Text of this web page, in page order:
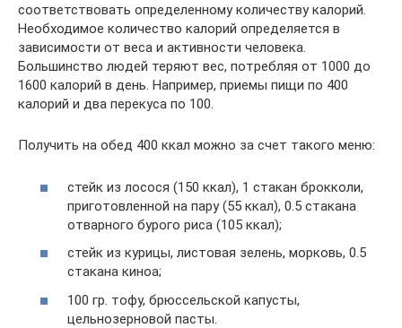
соответствовать определенному количеству калорий.
Необходимое количество калорий определяется в
зависимости от веса и активности человека.
Большинство людей теряют вес, потребляя от 1000 до
1600 калорий в день. Например, приемы пищи по 400
калорий и два перекуса по 100.
Получить на обед 400 ккал можно за счет такого меню:
стейк из лосося (150 ккал), 1 стакан брокколи,
приготовленной на пару (55 ккал), 0.5 стакана
отварного бурого риса (105 ккал);
стейк из курицы, листовая зелень, морковь, 0.5
стакана киноа;
100 гр. тофу, брюссельской капусты,
цельнозерновой пасты.